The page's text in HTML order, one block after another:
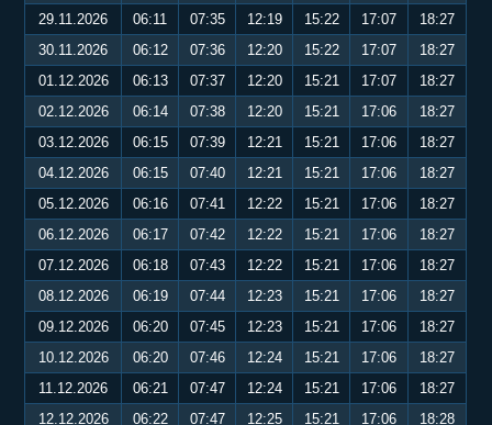
29.11.2026
06:11 07:35 12:19 15:22 17:07
18:27
30.11.2026
06:12 07:36 12:20 15:22 17:07
18:27
01.12.2026
06:13 07:37 12:20 15:21 17:07
18:27
02.12.2026
06:14 07:38 12:20 15:21 17:06
18:27
03.12.2026
06:15 07:39 12:21 15:21 17:06
18:27
04.12.2026
06:15 07:40 12:21 15:21 17:06
18:27
05.12.2026
06:16 07:41 12:22 15:21 17:06
18:27
06.12.2026
06:17 07:42 12:22 15:21 17:06
18:27
07.12.2026
06:18 07:43 12:22 15:21 17:06
18:27
08.12.2026
06:19 07:44 12:23 15:21 17:06
18:27
09.12.2026
06:20 07:45 12:23 15:21 17:06
18:27
10.12.2026
06:20 07:46 12:24 15:21 17:06
18:27
11.12.2026
06:21 07:47 12:24 15:21 17:06
18:27
12.12.2026
06:22 07:47 12:25 15:21 17:06
18:28